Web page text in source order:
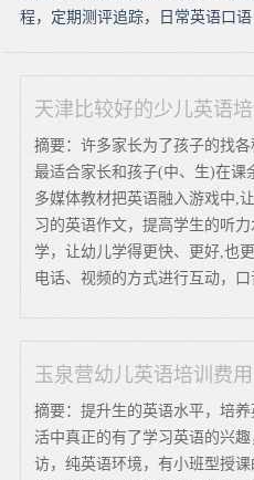
程，定期测评追踪，日常英语口语
天津比较好的少儿英语
摘要：许多家长为了孩子的找各
最适合家长和孩子(中、生)在课
多媒体教材把英语融入游戏中,
习的英语作文，提高学生的听
学，让幼儿学得更快、更好,也
电话、视频的方式进行互动，
玉泉营幼儿英语培训费用
摘要：提升生的英语水平，培
活中真正的有了学习英语的兴
访，纯英语环境，有小班型授